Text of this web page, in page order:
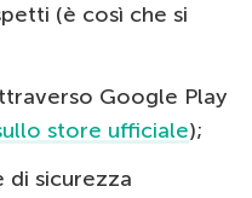
(è così che si
Google Play
store ufficiale);
di sicurezza